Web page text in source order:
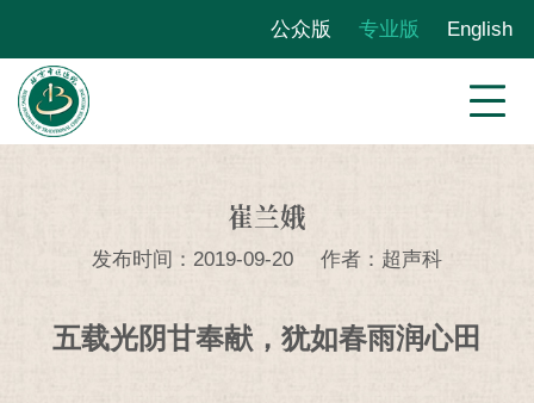
公众版 专业版 English
崔兰娥
发布时间：2019-09-20 作者：超声科
五载光阴甘奉献，犹如春雨润心田